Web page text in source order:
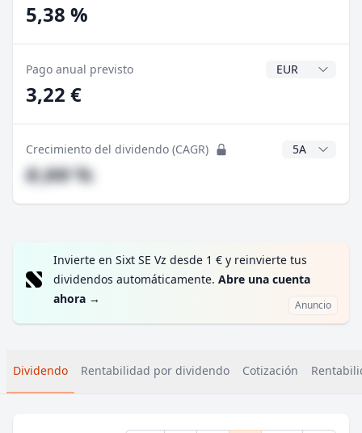
5,38 %
Pago anual previsto Divisa del
3,22 €
Crecimiento del dividendo (CAGR) Años CAGR
#,## %
Invierte en Sixt SE Vz desde 1 € y reinvierte tus
dividendos automáticamente. Abre una cuenta
ahora → Anuncio
Dividendo Rentabilidad por dividendo Cotización